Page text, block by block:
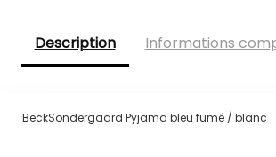
Description Informations
BeckSöndergaard Pyjama bleu fumé / blanc